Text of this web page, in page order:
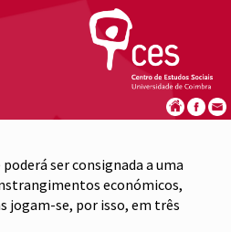
ser consignada a uma
económicos,
jogam-se, por isso, em três